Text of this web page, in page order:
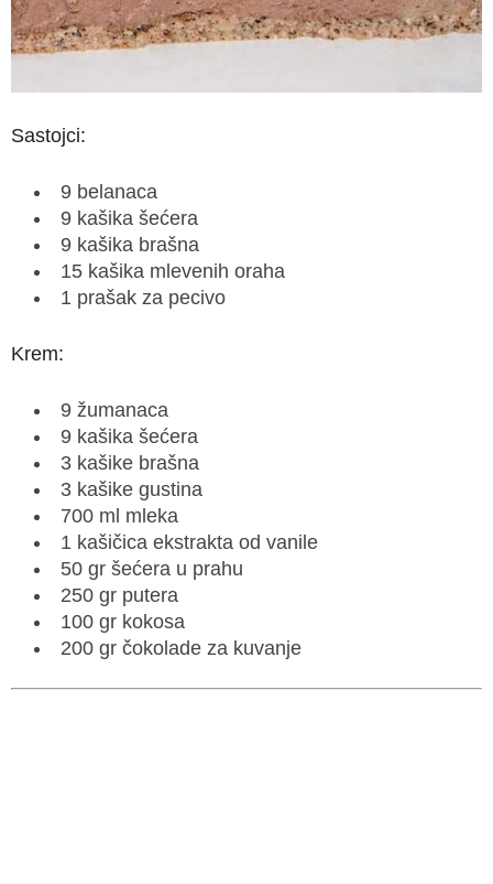
Sastojci:
9 belanaca
9 kašika šećera
9 kašika brašna
15 kašika mlevenih oraha
1 prašak za pecivo
Krem:
9 žumanaca
9 kašika šećera
3 kašike brašna
3 kašike gustina
700 ml mleka
1 kašičica ekstrakta od vanile
50 gr šećera u prahu
250 gr putera
100 gr kokosa
200 gr čokolade za kuvanje